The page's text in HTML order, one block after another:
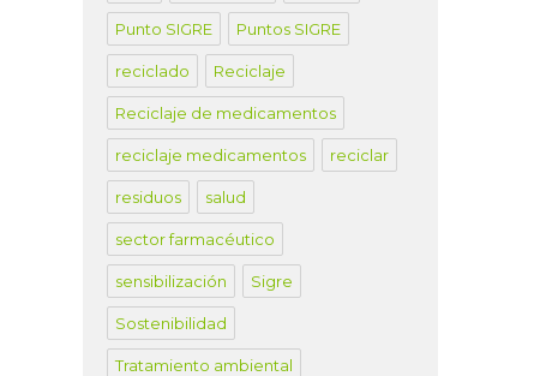
Punto SIGRE Puntos SIGRE
reciclado Reciclaje
Reciclaje de medicamentos
reciclaje medicamentos reciclar
residuos salud
sector farmacéutico
sensibilización Sigre
Sostenibilidad
Tratamiento ambiental